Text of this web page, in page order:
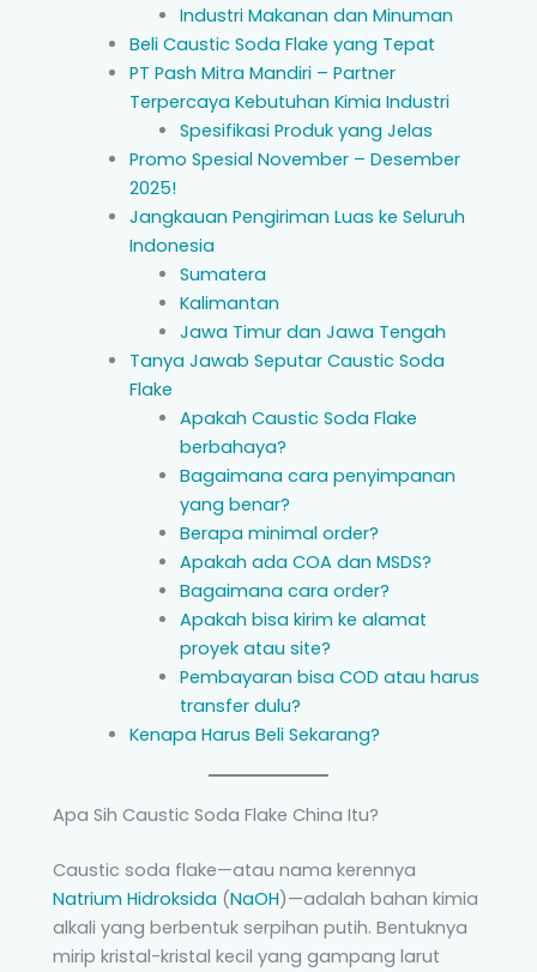
Industri Makanan dan Minuman
Beli Caustic Soda Flake yang Tepat
PT Pash Mitra Mandiri – Partner
Terpercaya Kebutuhan Kimia Industri
Spesifikasi Produk yang Jelas
Promo Spesial November – Desember
2025!
Jangkauan Pengiriman Luas ke Seluruh
Indonesia
Sumatera
Kalimantan
Jawa Timur dan Jawa Tengah
Tanya Jawab Seputar Caustic Soda
Flake
Apakah Caustic Soda Flake
berbahaya?
Bagaimana cara penyimpanan
yang benar?
Berapa minimal order?
Apakah ada COA dan MSDS?
Bagaimana cara order?
Apakah bisa kirim ke alamat
proyek atau site?
Pembayaran bisa COD atau harus
transfer dulu?
Kenapa Harus Beli Sekarang?
Apa Sih Caustic Soda Flake China Itu?
Caustic soda flake—atau nama kerennya
Natrium Hidroksida (NaOH)—adalah bahan kimia
alkali yang berbentuk serpihan putih. Bentuknya
mirip kristal-kristal kecil yang gampang larut